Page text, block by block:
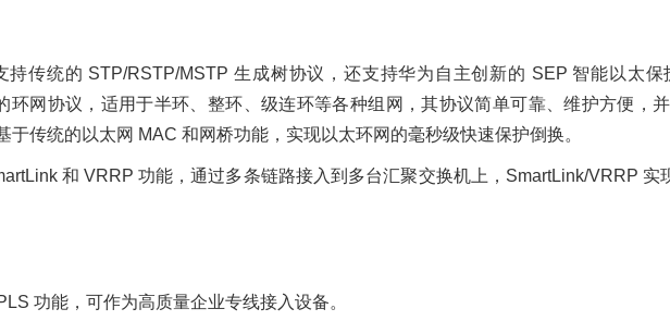
统的 STP/RSTP/MSTP 生成树协议，还支持华为自主创新的 SEP 智能以太保
环网协议，适用于半环、整环、级连环等各种组网，其协议简单可靠、维护方便，
于传统的以太网 MAC 和网桥功能，实现以太环网的毫秒级快速保护倒换。
和 VRRP 功能，通过多条链路接入到多台汇聚交换机上，SmartLink/VRRP 实
功能，可作为高质量企业专线接入设备。